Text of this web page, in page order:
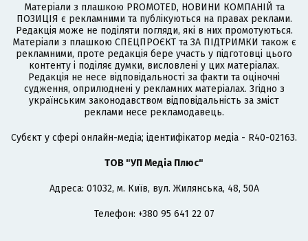
Матеріали з плашкою PROMOTED, НОВИНИ КОМПАНІЙ та
ПОЗИЦІЯ є рекламними та публікуються на правах реклами.
Редакція може не поділяти погляди, які в них промотуються.
Матеріали з плашкою СПЕЦПРОЄКТ та ЗА ПІДТРИМКИ також є
рекламними, проте редакція бере участь у підготовці цього
контенту і поділяє думки, висловлені у цих матеріалах.
Редакція не несе відповідальності за факти та оціночні
судження, оприлюднені у рекламних матеріалах. Згідно з
українським законодавством відповідальність за зміст
реклами несе рекламодавець.
Cубєкт у сфері онлайн-медіа; ідентифікатор медіа - R40-02163.
ТОВ "УП Медіа Плюс"
Адреса: 01032, м. Київ, вул. Жилянська, 48, 50А
Телефон: +380 95 641 22 07